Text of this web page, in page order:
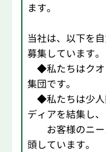
ます。
当社は、以下を
募集しています。
◆私たちはクオ
集団です。
◆私たちは少人
ディアを結集し、
お客様のニー
頭しています。